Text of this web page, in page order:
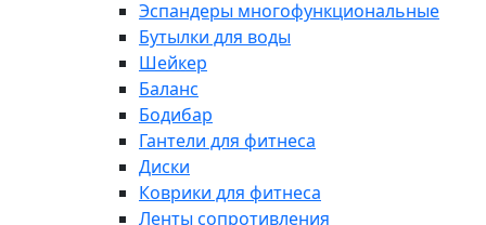
Эспандеры многофункциональные
Бутылки для воды
Шейкер
Баланс
Бодибар
Гантели для фитнеса
Диски
Коврики для фитнеса
Ленты сопротивления